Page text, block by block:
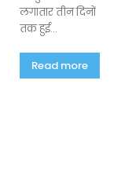
लगातार तीन दिनों
तक हुई...
Read more